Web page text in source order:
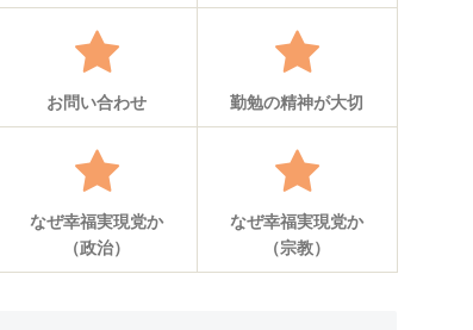
お問い合わせ 勤勉の精神が大切
なぜ幸福実現党か
（政治）
なぜ幸福実現党か
（宗教）